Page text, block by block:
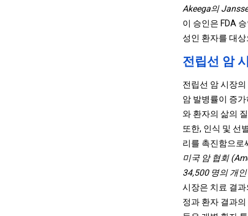
Akeega의
이 승인은 FDA
성인 환자를 대
전립선 암
전립선 암 시장
암 발병률이 증
와 환자의 삶의
또한, 인식 및 선
리를 촉진함으로
미국 암 협회
34,500 명의 개
시장은 치료 결
정과 환자 결과